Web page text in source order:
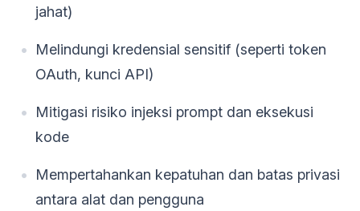
jahat)
Melindungi kredensial sensitif (seperti token
OAuth, kunci API)
Mitigasi risiko injeksi prompt dan eksekusi
kode
Mempertahankan kepatuhan dan batas privasi
antara alat dan pengguna